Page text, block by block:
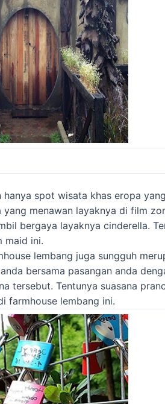
hanya spot wisata khas eropa
menawan layaknya di film
bergaya layaknya cinderella.
maid ini.
lembang juga sungguh
bersama pasangan anda
tersebut. Tentunya suasana
farmhouse lembang ini.